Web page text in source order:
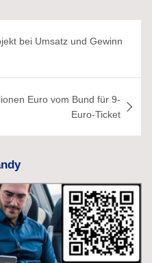
bei Umsatz und Gewinn
Euro vom Bund für 9-
Euro-Ticket